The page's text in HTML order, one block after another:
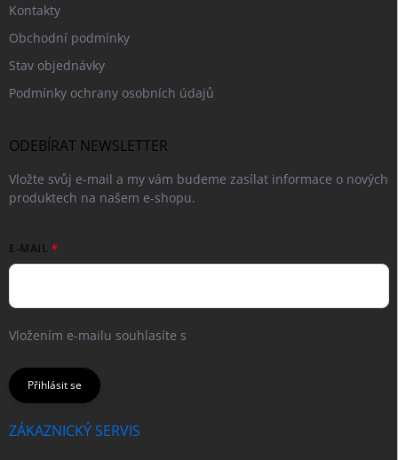
Kontakty
Obchodní podmínky
Stav objednávky
Podmínky ochrany osobních údajů
ODEBÍRAT NEWSLETTER
Vložte svůj e-mail a my vám budeme zasílat informace o nových
produktech na našem e-shopu.
E-MAIL
Vložením e-mailu souhlasíte s
Přihlásit se
ZÁKAZNICKÝ SERVIS